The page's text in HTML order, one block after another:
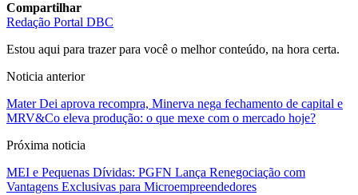
Compartilhar
Redação Portal DBC
Estou aqui para trazer para você o melhor conteúdo, na hora certa.
Noticia anterior
Mater Dei aprova recompra, Minerva nega fechamento de capital e
MRV&Co eleva produção: o que mexe com o mercado hoje?
Próxima noticia
MEI e Pequenas Dívidas: PGFN Lança Renegociação com
Vantagens Exclusivas para Microempreendedores